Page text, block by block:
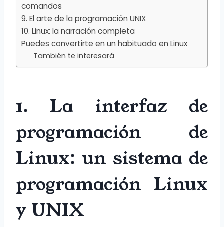
comandos
9. El arte de la programación UNIX
10. Linux: la narración completa
Puedes convertirte en un habituado en Linux
También te interesará
1. La interfaz de
programación de
Linux: un sistema de
programación Linux
y UNIX